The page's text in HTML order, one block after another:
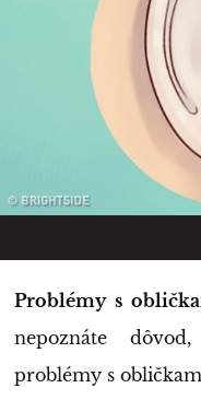
Problémy s
nepoznáte
problémy s